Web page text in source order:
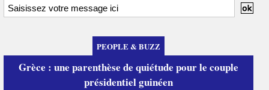
PEOPLE & BUZZ
Grèce : une parenthèse de quiétude pour le couple
présidentiel guinéen